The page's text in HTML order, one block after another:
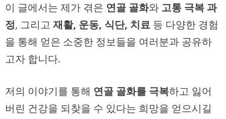
이 글에서는 제가 겪은 연골 골화와 고통 극복 과
정, 그리고 재활, 운동, 식단, 치료 등 다양한 경험
을 통해 얻은 소중한 정보들을 여러분과 공유하
고자 합니다.
저의 이야기를 통해 연골 골화를 극복하고 잃어
버린 건강을 되찾을 수 있다는 희망을 얻으시길